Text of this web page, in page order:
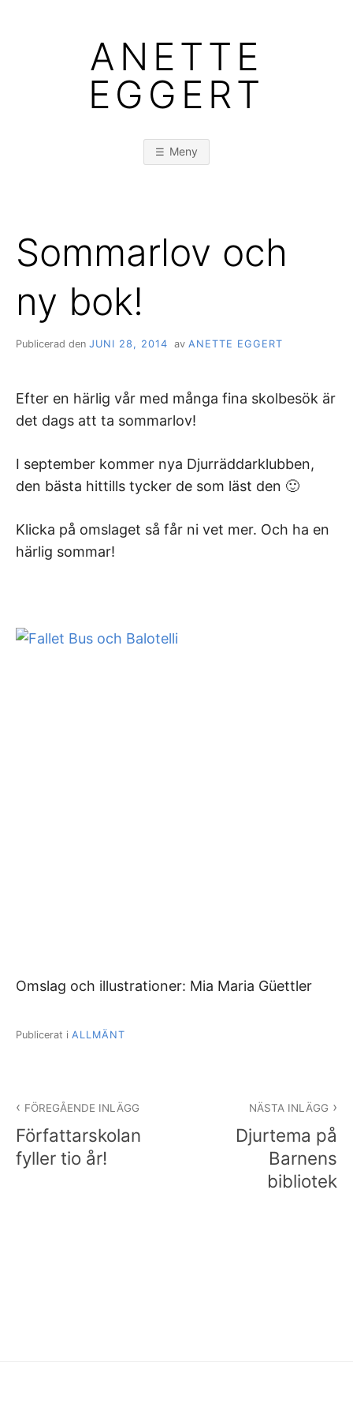
ANETTE
EGGERT
Meny
Sommarlov och
ny bok!
Publicerad den JUNI 28, 2014 av ANETTE EGGERT
Efter en härlig vår med många fina skolbesök är
det dags att ta sommarlov!
I september kommer nya Djurräddarklubben,
den bästa hittills tycker de som läst den 🙂
Klicka på omslaget så får ni vet mer. Och ha en
härlig sommar!
Omslag och illustrationer: Mia Maria Güettler
Publicerat i ALLMÄNT
FÖREGÅENDE INLÄGG
Författarskolan
fyller tio år!
NÄSTA INLÄGG
Djurtema på
Barnens
bibliotek